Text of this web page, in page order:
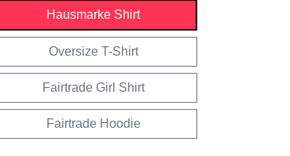
Hausmarke Shirt
Oversize T-Shirt
Fairtrade Girl Shirt
Fairtrade Hoodie